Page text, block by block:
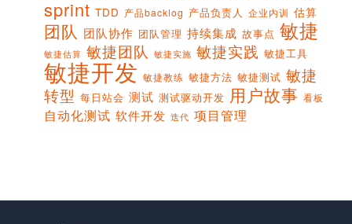
sprint TDD 产品backlog 产品负责人 企业内训 估算
团队 团队协作 团队管理 持续集成 故事点 敏捷
敏捷估算 敏捷团队 敏捷实施 敏捷实践 敏捷工具
敏捷开发 敏捷教练 敏捷方法 敏捷测试 敏捷
转型 每日站会 测试 测试驱动开发 用户故事 看板
自动化测试 软件开发 迭代 项目管理